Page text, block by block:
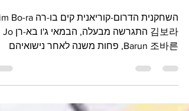
השחקנית קים בו-רה
מתגרשת מהבמאי ג'ו בארון
פחות משנה לאחר
Barun 조바른, פחות משנה לאחר נישואיהם